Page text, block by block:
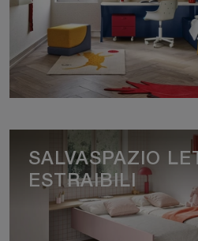
SALVASPAZIO
ESTRAIBILI